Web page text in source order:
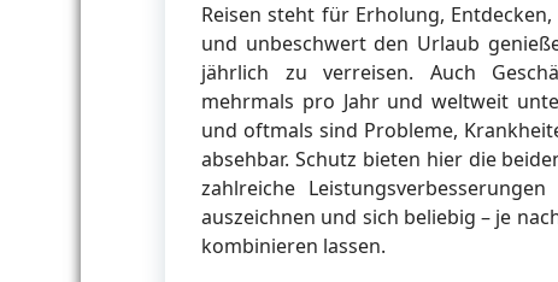
Reisen steht für Erholung,
und unbeschwert den Urlaub
jährlich zu verreisen. Auch
mehrmals pro Jahr und weltweit
und oftmals sind Probleme,
absehbar. Schutz bieten hier die
zahlreiche
auszeichnen und sich beliebig – je
kombinieren lassen.